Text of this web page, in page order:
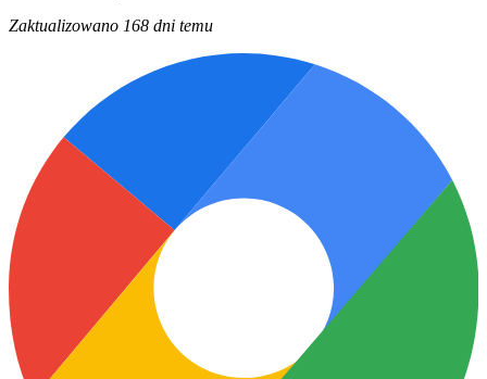
Zaktualizowano 168 dni temu